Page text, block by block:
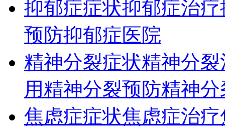
抑郁症症状抑郁症治疗
预防抑郁症医院
精神分裂症状精神分裂
用精神分裂预防精神
焦虑症症状焦虑症治疗